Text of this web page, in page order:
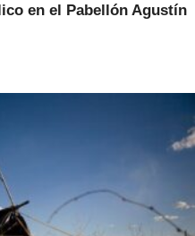
en el Pabellón Agustín